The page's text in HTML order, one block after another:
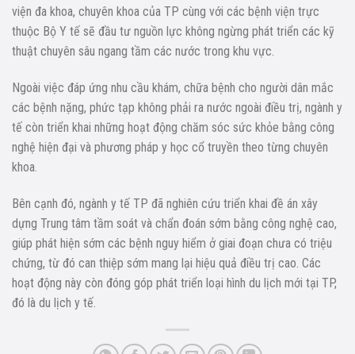
viện đa khoa, chuyên khoa của TP cùng với các bệnh viện trực
thuộc Bộ Y tế sẽ đầu tư nguồn lực không ngừng phát triển các kỹ
thuật chuyên sâu ngang tầm các nước trong khu vực.
Ngoài việc đáp ứng nhu cầu khám, chữa bệnh cho người dân mắc
các bệnh nặng, phức tạp không phải ra nước ngoài điều trị, ngành y
tế còn triển khai những hoạt động chăm sóc sức khỏe bằng công
nghệ hiện đại và phương pháp y học cổ truyền theo từng chuyên
khoa.
Bên cạnh đó, ngành y tế TP đã nghiên cứu triển khai đề án xây
dựng Trung tâm tầm soát và chẩn đoán sớm bằng công nghệ cao,
giúp phát hiện sớm các bệnh nguy hiểm ở giai đoạn chưa có triệu
chứng, từ đó can thiệp sớm mang lại hiệu quả điều trị cao. Các
hoạt động này còn đóng góp phát triển loại hình du lịch mới tại TP,
đó là du lịch y tế.